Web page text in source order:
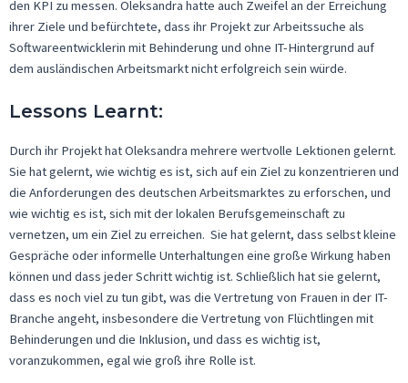
den KPI zu messen. Oleksandra hatte auch Zweifel an der Erreichung
ihrer Ziele und befürchtete, dass ihr Projekt zur Arbeitssuche als
Softwareentwicklerin mit Behinderung und ohne IT-Hintergrund auf
dem ausländischen Arbeitsmarkt nicht erfolgreich sein würde.
Lessons Learnt:
Durch ihr Projekt hatOleksandra mehrere wertvolle Lektionen gelernt.
Sie hat gelernt, wie wichtig es ist, sich auf ein Ziel zu konzentrieren und
die Anforderungen des deutschen Arbeitsmarktes zu erforschen, und
wie wichtig es ist, sich mit der lokalen Berufsgemeinschaft zu
vernetzen, um ein Ziel zu erreichen. Sie hat gelernt, dass selbst kleine
Gespräche oder informelle Unterhaltungen eine große Wirkung haben
können und dass jeder Schritt wichtig ist. Schließlich hat sie gelernt,
dass es noch viel zu tun gibt, was die Vertretung von Frauen in der IT-
Branche angeht, insbesondere die Vertretung von Flüchtlingen mit
Behinderungen und die Inklusion, und dass es wichtig ist,
voranzukommen, egal wie groß ihre Rolle ist.